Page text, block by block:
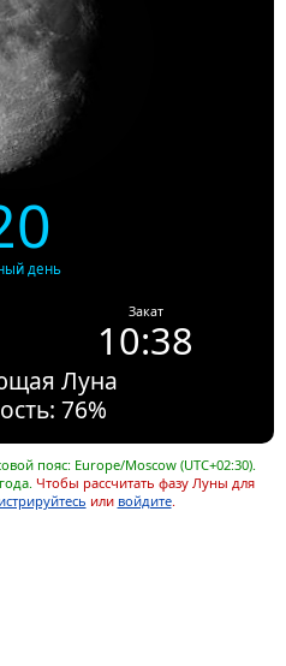
день
Закат
10:38
Луна
76%
пояс: Europe/Moscow (UTC+02:30).
Чтобы рассчитать фазу Луны для
или войдите.